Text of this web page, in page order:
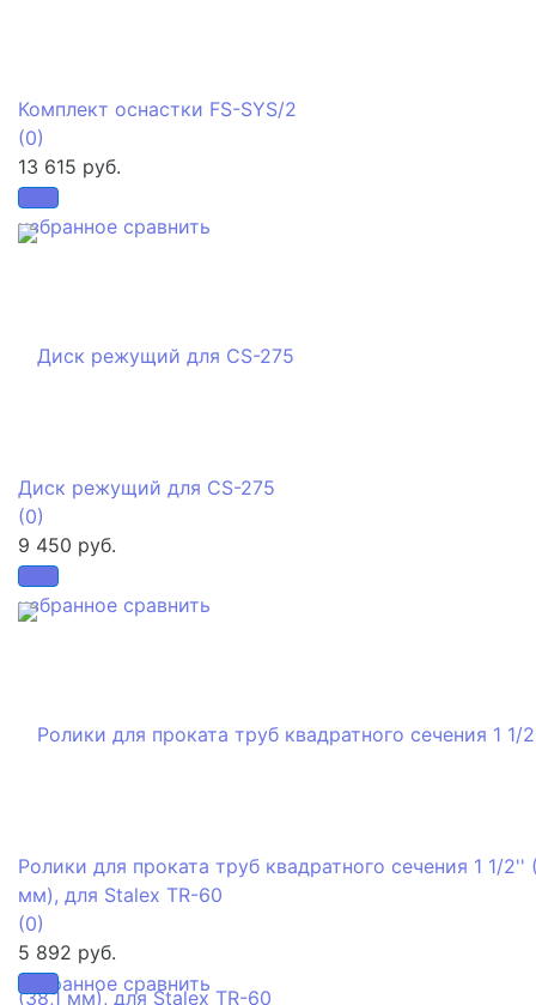
избранное сравнить
Комплект оснастки FS-SYS/2
(0)
13 615 руб.
избранное сравнить
Диск режущий для CS-275
(0)
9 450 руб.
избранное сравнить
Ролики для проката труб квадратного сечения 1 1/2''
мм), для Stalex TR-60
(0)
5 892 руб.